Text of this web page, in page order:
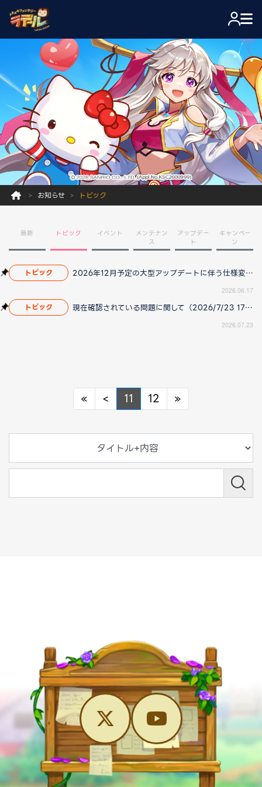
お知らせ トピック
最新 トピック イベント
メンテナン
ス
アップデー
ト
キャンペー
ン
トピック 2026年12月予定の大型アップデートに伴う仕様変更のお知らせ
2026.06.17
トピック 現在確認されている問題に関して（2026/7/23 17:00更新）
2026.07.23
« Previous
< Previous
11 12 »